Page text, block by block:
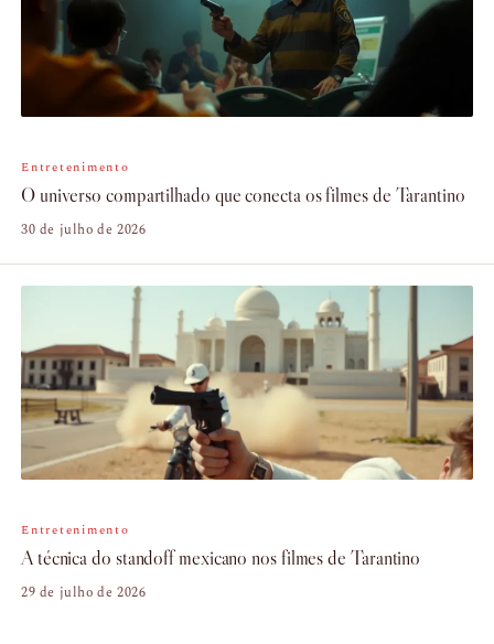
Entretenimento
O universo compartilhado que conecta os filmes de Tarantino
30 de julho de 2026
Entretenimento
A técnica do standoff mexicano nos filmes de Tarantino
29 de julho de 2026